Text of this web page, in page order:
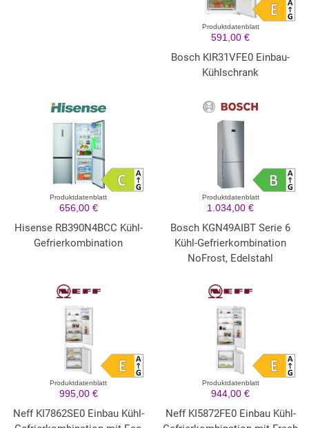
Produktdatenblatt
591,00 €
Bosch KIR31VFE0 Einbau-
Kühlschrank
Produktdatenblatt
656,00 €
Hisense RB390N4BCC Kühl-
Gefrierkombination
Produktdatenblatt
1.034,00 €
Bosch KGN49AIBT Serie 6
Kühl-Gefrierkombination
NoFrost, Edelstahl
Produktdatenblatt
995,00 €
Neff KI7862SE0 Einbau Kühl-
Produktdatenblatt
944,00 €
Neff KI5872FE0 Einbau Kühl-